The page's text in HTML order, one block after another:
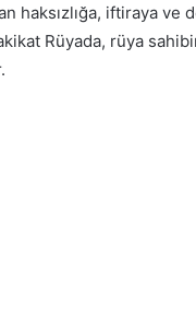
haksızlığa, iftiraya
Rüyada, rüya